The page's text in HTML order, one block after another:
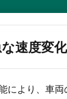
速度変
により、車